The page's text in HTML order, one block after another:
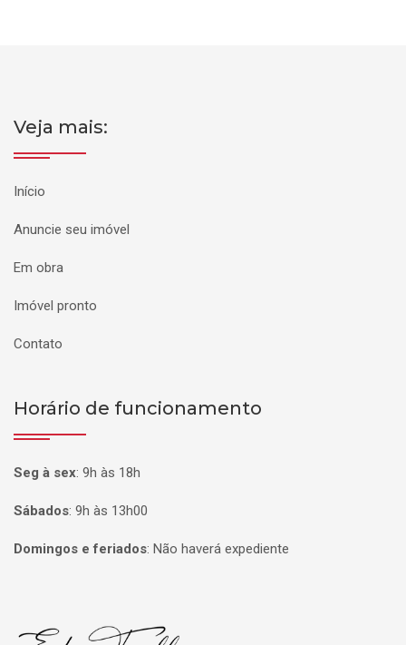
Veja mais:
Início
Anuncie seu imóvel
Em obra
Imóvel pronto
Contato
Horário de funcionamento
Seg à sex: 9h às 18h
Sábados: 9h às 13h00
Domingos e feriados: Não haverá expediente